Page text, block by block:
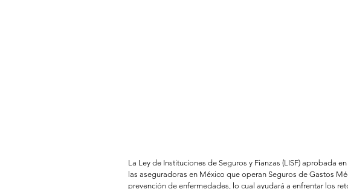
La Ley de Instituciones de Seguros y Fianzas (LISF) aprobada
las aseguradoras en México que operan Seguros de Gastos
prevención de enfermedades, lo cual ayudará a enfrentar los